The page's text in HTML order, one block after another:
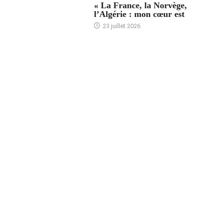
« La France, la Norvège,
l’Algérie : mon cœur est
23 juillet 2026